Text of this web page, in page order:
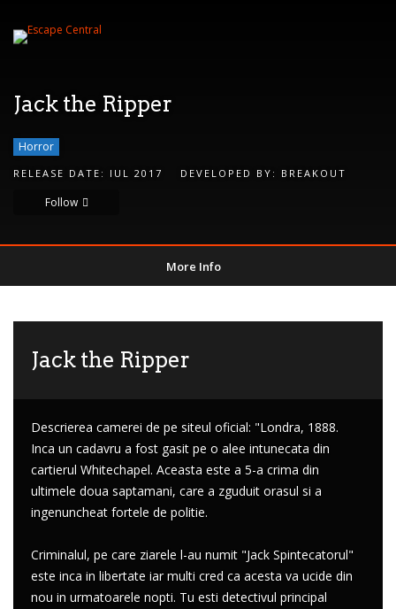
Jack the Ripper
Horror
RELEASE DATE: IUL 2017 DEVELOPED BY: BREAKOUT
Follow
More Info
Jack the Ripper
Descrierea camerei de pe siteul oficial: "Londra, 1888.
Inca un cadavru a fost gasit pe o alee intunecata din
cartierul Whitechapel. Aceasta este a 5-a crima din
ultimele doua saptamani, care a zguduit orasul si a
ingenuncheat fortele de politie.
Criminalul, pe care ziarele l-au numit "Jack Spintecatorul"
este inca in libertate iar multi cred ca acesta va ucide din
nou in urmatoarele nopti. Tu esti detectivul principal